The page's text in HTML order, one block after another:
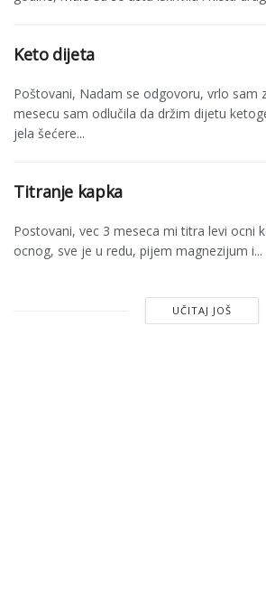
Keto dijeta
Poštovani, Nadam se odgovoru, vrlo sam
mesecu sam odlučila da držim dijetu
jela šećere...
Titranje kapka
Postovani, vec 3 meseca mi titra levi ocni
ocnog, sve je u redu, pijem magnezijum i...
UČITAJ JOŠ